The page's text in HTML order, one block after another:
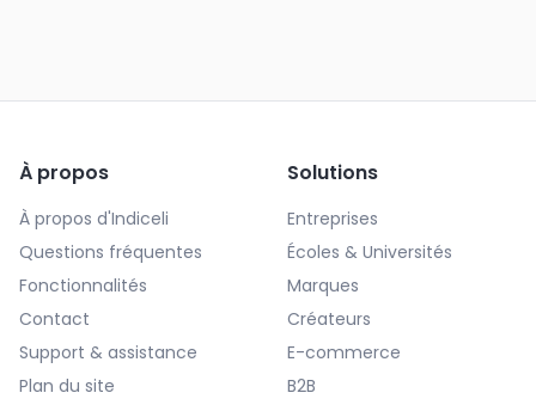
À propos
À propos d'Indiceli
Questions fréquentes
Fonctionnalités
Contact
Support & assistance
Plan du site
Solutions
Entreprises
Écoles & Universités
Marques
Créateurs
E-commerce
B2B